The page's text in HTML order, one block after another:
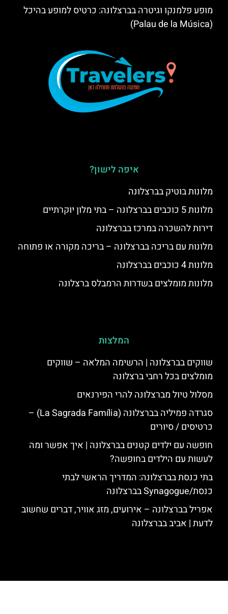
מופע פלמנקו וגיטרה בברצלונה: כרטיס למופע בהיכל
(Palau de la Música)
איפה לישון?
מלונות בוטיק בברצלונה
מלונות 5 כוכבים בברצלונה – בתי מלון יוקרתיים
דירות להשכרה במרכז בברצלונה
מלונות עם בריכה בברצלונה – בריכה מקורה או פתוחה
מלונות 4 כוכבים בברצלונה
מלונות מומלצים בשדרות הרמבלס ברצלונה
המלצות
שווקים בברצלונה | הרשימה המלאה – שווקים
מומלצים בכל רחבי ברצלונה
מסלול טיול מברצלונה להרי הפירנאים
סגרדה פמיליה בברצלונה (La Sagrada Família) –
כרטיסים / סיורים
חופשה עם ילדים קטנים בברצלונה | איך אפשר ומה
לעשות עם הילדים בחופשה?
בתי כנסת בברצלונה: המדריך הראשי לבתי
כנסת/Synagogue בברצלונה
אפריל בברצלונה – אירועים, מזג אוויר, דברים שחשוב
לדעת | אביב בברצלונה